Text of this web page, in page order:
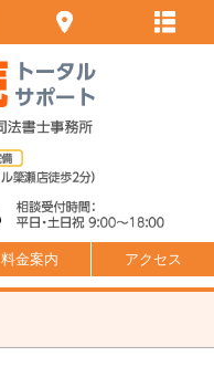
料金案内 アクセス